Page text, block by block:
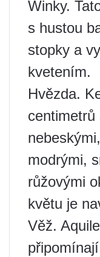
Winky.
s hustou
stopky a
kvetením.
Hvězda.
centimetrů
modrými,
růžovými
květu je
Věž.